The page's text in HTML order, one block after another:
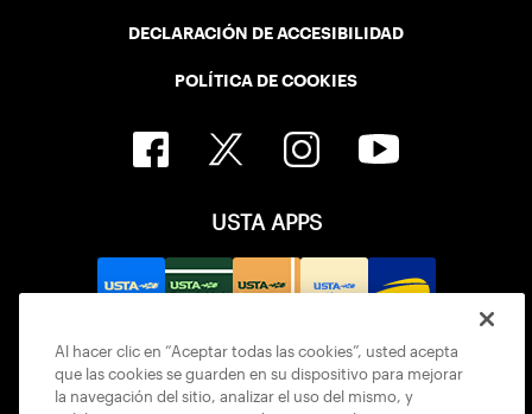
DECLARACIÓN DE ACCESIBILIDAD
POLÍTICA DE COOKIES
USTA APPS
Al hacer clic en “Aceptar todas las cookies”, usted acepta
que las cookies se guarden en su dispositivo para mejorar
la navegación del sitio, analizar el uso del mismo, y